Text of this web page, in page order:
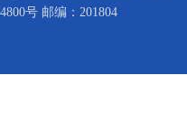
号 邮编：201804